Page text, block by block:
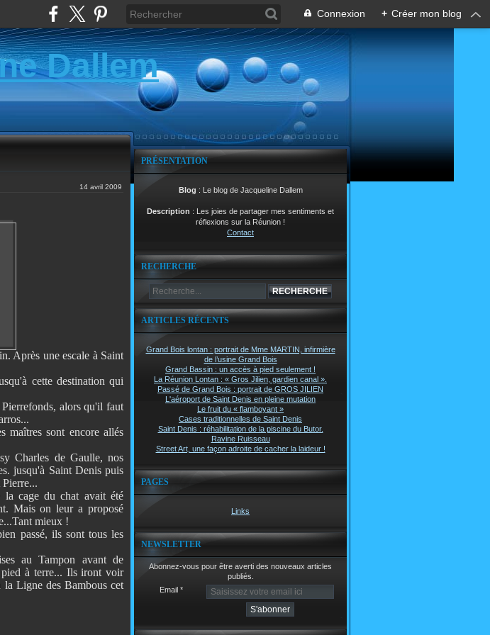
Connexion + Créer mon blog
Dallem
14 avril 2009
Après une escale à Saint
cette destination qui
alors qu'il faut
maîtres sont encore allés
Charles de Gaulle, nos
jusqu'à Saint Denis puis
cage du chat avait été
Mais on leur a proposé
mieux !
passé, ils sont tous les
au Tampon avant de
à terre... Ils iront voir
Ligne des Bambous cet
PRÉSENTATION
Blog : Le blog de Jacqueline Dallem
Description : Les joies de partager mes sentiments et
réflexions sur la Réunion !
Contact
RECHERCHE
ARTICLES RÉCENTS
Grand Bois lontan : portrait de Mme MARTIN, infirmière
de l’usine Grand Bois
Grand Bassin : un accès à pied seulement !
La Réunion Lontan : « Gros Jilien, gardien canal ».
Passé de Grand Bois : portrait de GROS JILIEN
L'aéroport de Saint Denis en pleine mutation
Le fruit du « flamboyant »
Cases traditionnelles de Saint Denis
Saint Denis : réhabilitation de la piscine du Butor.
Ravine Ruisseau
Street Art, une façon adroite de cacher la laideur !
PAGES
Links
NEWSLETTER
Abonnez-vous pour être averti des nouveaux articles
publiés.
Email